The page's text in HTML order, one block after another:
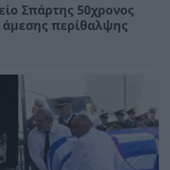
Σπάρτης 50χρονος
άμεσης περίθαλψης